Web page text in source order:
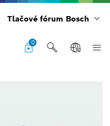
Tlačové fórum Bosch
0